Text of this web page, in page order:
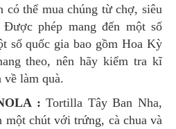
có thể mua chúng từ chợ, siêu
phép mang đến một số
số quốc gia bao gồm Hoa Kỳ
theo, nên hãy kiểm tra kĩ
làm quà.
: Tortilla Tây Ban Nha,
một chút với trứng, cà chua và